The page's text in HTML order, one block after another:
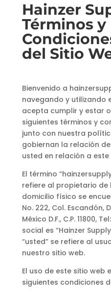
Hainzer
Términos y
del Sitio
Bienvenido a
navegando y utilizando
acepta cumplir y estar
siguientes términos y
junto con nuestra
gobiernan la relación
usted en relación a este
El término
refiere al propietario de
domicilio físico se
No. 222, Col. Escandón,
México D.F., C.P. 11800,
social es “Hainzer Supply
“usted” se refiere al
nuestro sitio web.
El uso de este sitio web
siguientes condiciones